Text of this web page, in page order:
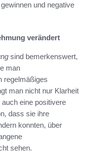
und negative
verändert
sind bemerkenswert,
man
regelmäßiges
man nicht nur Klarheit
eine positivere
dass sie ihre
konnten, über
sehen.